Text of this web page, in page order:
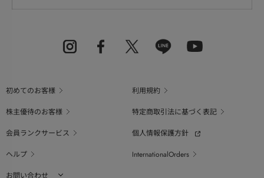
初めてのお客様
利用規約
株主優待のお客様
特定商取引法に基づく表記
会員ランクサービス
個人情報保護方針
ヘルプ
InternationalOrders
お問い合わせ